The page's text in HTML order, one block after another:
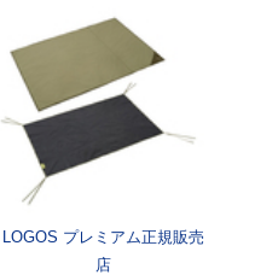
LOGOS プレミアム正規販売
店